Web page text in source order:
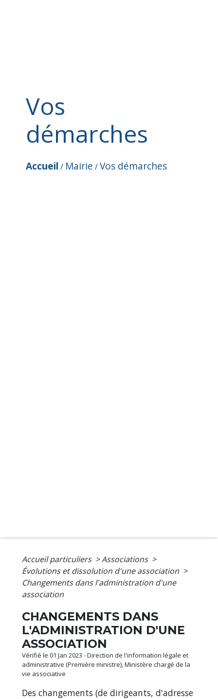
Vos
démarches
Accueil / Mairie /Vos démarches
Accueil particuliers >Associations >
Évolutions et dissolution d'une association >
Changements dans l'administration d'une
association
CHANGEMENTS DANS
L'ADMINISTRATION D'UNE
ASSOCIATION
Vérifié le 01 Jan 2023 - Direction de l'information légale et
administrative (Première ministre), Ministère chargé de la
vie associative
Des changements (de dirigeants, d'adresse